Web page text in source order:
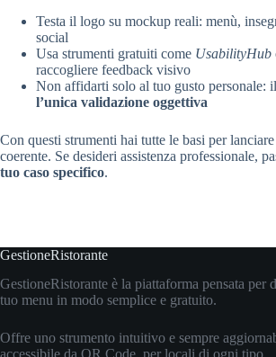
Testa il logo su mockup reali: menù,
social
Usa strumenti gratuiti come UsabilityHub
raccogliere feedback visivo
Non affidarti solo al tuo gusto personale: il
l’unica validazione oggettiva
Con questi strumenti hai tutte le basi per
coerente. Se desideri assistenza professionale,
tuo caso specifico.
GestioneRistorante
GestioneRistorante è la piattaforma pensata per
tuo menu in modo semplice e gratuito.
Offre uno strumento intuitivo e sempre